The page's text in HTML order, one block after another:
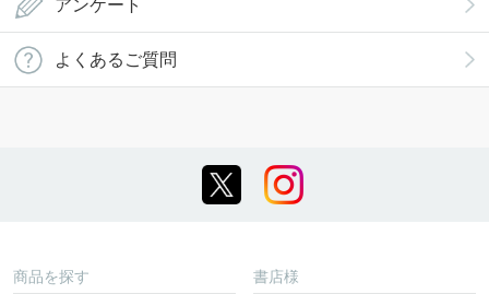
アンケート
よくあるご質問
商品を探す 書店様